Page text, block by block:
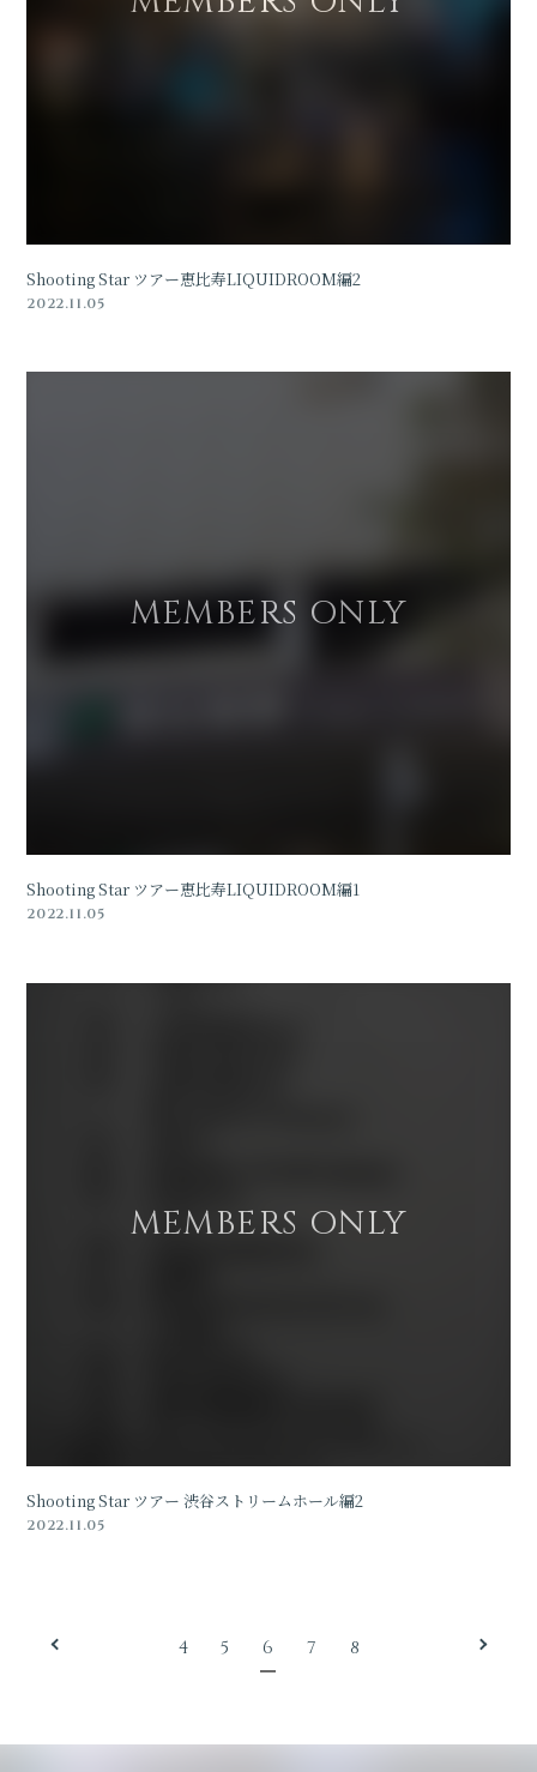
Shooting Star ツアー恵比寿LIQUIDROOM編2
2022.11.05
Shooting Star ツアー恵比寿LIQUIDROOM編1
2022.11.05
Shooting Star ツアー 渋谷ストリームホール編2
2022.11.05
4 5 6 7 8